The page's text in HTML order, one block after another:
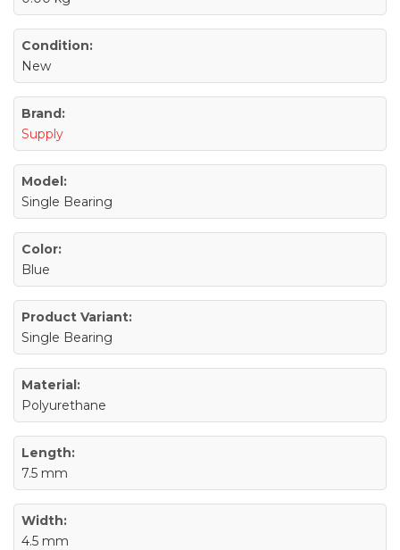
Condition:
New
Brand:
Supply
Model:
Single Bearing
Color:
Blue
Product Variant:
Single Bearing
Material:
Polyurethane
Length:
7.5 mm
Width:
4.5 mm